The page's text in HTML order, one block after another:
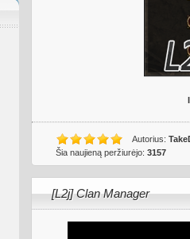
Autorius:
Šia naujieną peržiurėjo: 3157
[L2j] Clan Manager